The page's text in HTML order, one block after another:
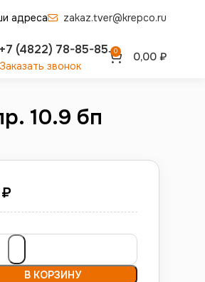
адреса zakaz.tver@krepco.ru
+7 (4822) 78-85-85
Заказать звонок
0 0,00 ₽
10.9 бп
₽
В КОРЗИНУ